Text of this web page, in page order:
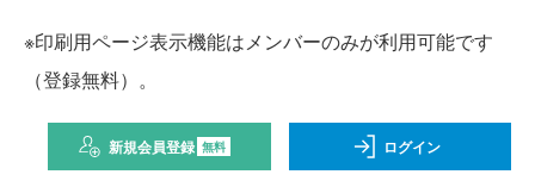
※印刷用ページ表示機能はメンバーのみが利用可能です
（登録無料）。
新規会員登録 無料 ログイン